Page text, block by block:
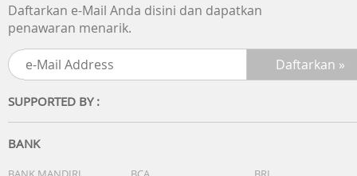
Storage :
128GB / 256GB
Memory Type :
LPDDR5X + UFS 2.2
Layar
6.78 Inch AMOLED Curved Display
144Hz Refresh Rate
Daftarkan e-Mail Anda disini dan dapatkan
penawaran menarik.
SUPPORTED BY :
BANK